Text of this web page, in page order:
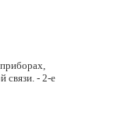
связи. - 2-е